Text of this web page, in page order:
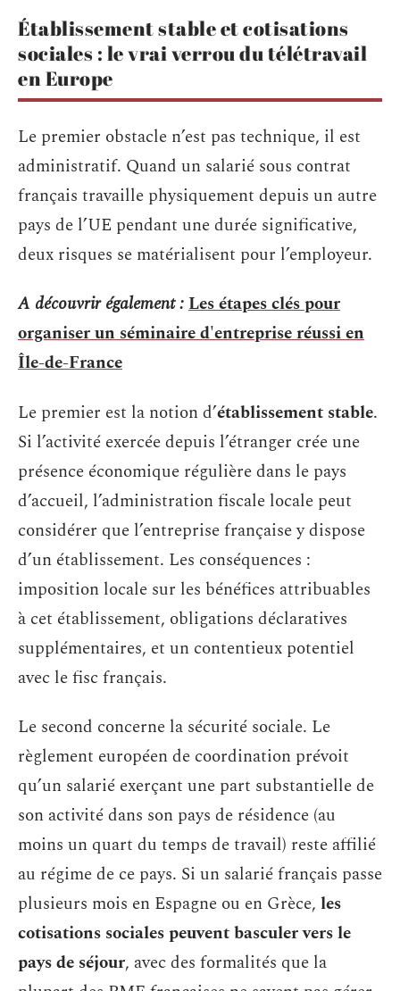
Établissement stable et cotisations
sociales : le vrai verrou du télétravail
en Europe
Le premier obstacle n’est pas technique, il est
administratif. Quand un salarié sous contrat
français travaille physiquement depuis un autre
pays de l’UE pendant une durée significative,
deux risques se matérialisent pour l’employeur.
A découvrir également :Les étapes clés pour
organiser un séminaire d'entreprise réussi en
Île-de-France
Le premier est la notion d’établissement stable.
Si l’activité exercée depuis l’étranger crée une
présence économique régulière dans le pays
d’accueil, l’administration fiscale locale peut
considérer que l’entreprise française y dispose
d’un établissement. Les conséquences :
imposition locale sur les bénéfices attribuables
à cet établissement, obligations déclaratives
supplémentaires, et un contentieux potentiel
avec le fisc français.
Le second concerne la sécurité sociale. Le
règlement européen de coordination prévoit
qu’un salarié exerçant une part substantielle de
son activité dans son pays de résidence (au
moins un quart du temps de travail) reste affilié
au régime de ce pays. Si un salarié français passe
plusieurs mois en Espagne ou en Grèce, les
cotisations sociales peuvent basculer vers le
pays de séjour, avec des formalités que la